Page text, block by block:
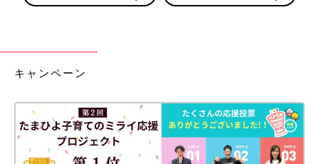
キャンペーン